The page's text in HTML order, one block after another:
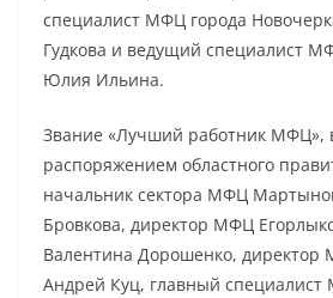
специалист МФЦ города
Гудкова и ведущий специалист
Юлия Ильина.
Звание «Лучший работник МФЦ»,
распоряжением областного
начальник сектора МФЦ
Бровкова, директор МФЦ
Валентина Дорошенко, директор
Андрей Куц, главный специалист